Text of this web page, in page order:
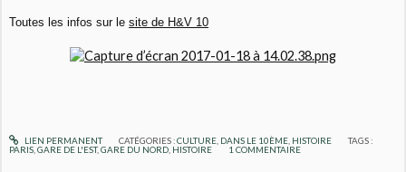
Toutes les infos sur lesite de H&V 10
LIEN PERMANENT CATÉGORIES :CULTURE, DANS LE 10ÈME, HISTOIRE
TAGS :
PARIS ,GARE DE L'EST,GARE DU NORD HISTOIRE 1 COMMENTAIRE